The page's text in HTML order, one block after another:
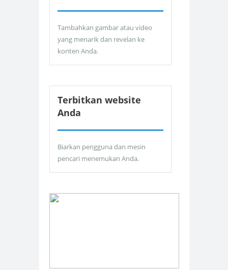
Tambahkan gambar atau video
yang menarik dan revelan ke
konten Anda.
Terbitkan website
Anda
Biarkan pengguna dan mesin
pencari menemukan Anda.